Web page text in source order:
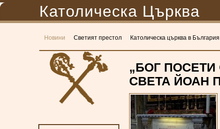
Католическа Църква
Новини Светият престол Католическа църква в България
„БОГ
СВЕТА ЙОАН